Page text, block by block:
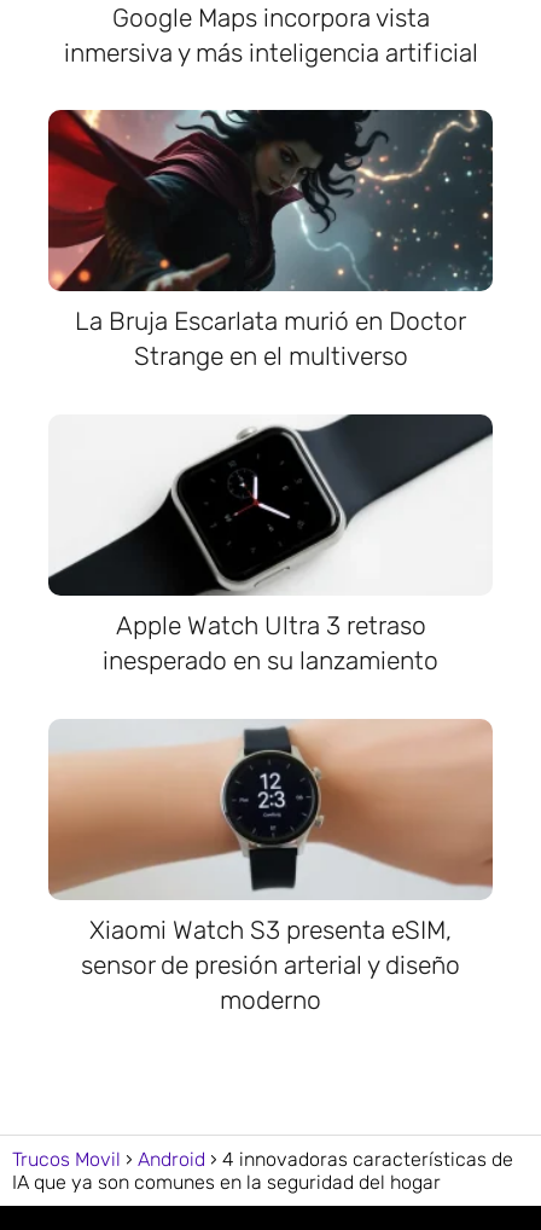
Google Maps incorpora vista
inmersiva y más inteligencia artificial
La Bruja Escarlata murió en Doctor
Strange en el multiverso
Apple Watch Ultra 3 retraso
inesperado en su lanzamiento
Xiaomi Watch S3 presenta eSIM,
sensor de presión arterial y diseño
moderno
Trucos Movil Android
4 innovadoras características de
IA que ya son comunes en la seguridad del hogar